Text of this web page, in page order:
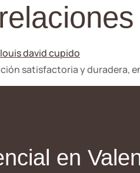
satisfactoria y duradera,
en